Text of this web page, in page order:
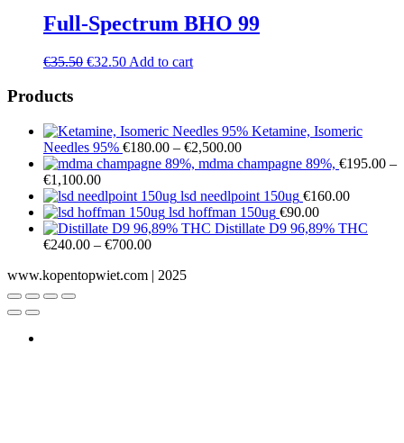
€80.00.
€75.00.
Full-Spectrum BHO 99
€35.50 Original
€32.50Current
Add to cart
Products
Ketamine, Isomeric
Needles 95% €180.00 – €2,500.00Price
range:
through
€2,500.00
mdma champagne 89%, €195.00 –
€1,100.00Price
range:
€195.00
through
€1,100.00
lsd needlpoint 150ug €160.00
lsd hoffman 150ug €90.00
Distillate D9 96,89% THC
€240.00 – €700.00Price
€240.00
www.kopentopwiet.com | 2025